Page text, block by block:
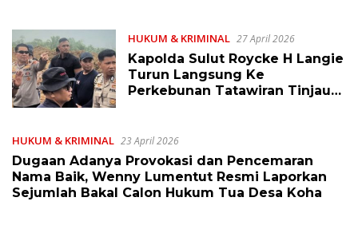
HUKUM & KRIMINAL 27 April 2026
Kapolda Sulut Roycke H Langie
Turun Langsung Ke
Perkebunan Tatawiran Tinjau
HUKUM & KRIMINAL 23 April 2026
Dugaan Adanya Provokasi dan Pencemaran
Nama Baik, Wenny Lumentut Resmi Laporkan
Sejumlah Bakal Calon Hukum Tua Desa Koha